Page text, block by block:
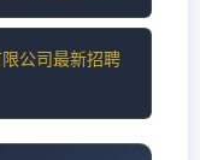
公司最新招聘